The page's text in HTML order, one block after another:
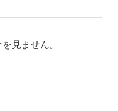
見ません。